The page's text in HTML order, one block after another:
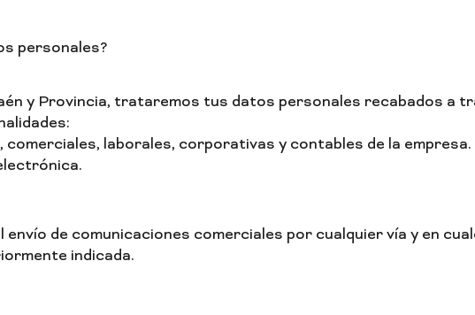
personales?
y Provincia, trataremos tus datos personales recabados a
comerciales, laborales, corporativas y contables de la empresa.
de comunicaciones comerciales por cualquier vía y en
indicada.